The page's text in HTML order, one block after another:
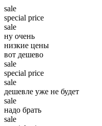
sale
special price
sale
ну очень
низкие цены
вот дешево
sale
special price
sale
дешевле уже не будет
sale
надо брать
sale